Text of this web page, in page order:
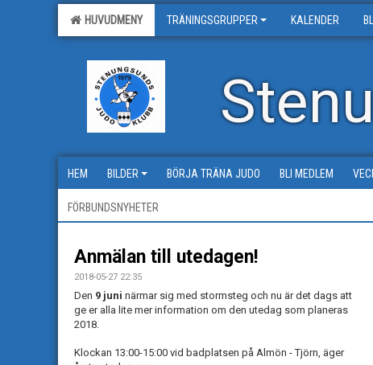
HUVUDMENY TRÄNINGSGRUPPER KALENDER
HEM BILDER BÖRJA TRÄNA JUDO BLI MEDLEM
FÖRBUNDSNYHETER
Anmälan till utedagen!
2018-05-27 22:35
Den 9 juni närmar sig med stormsteg och nu är det dags att
ge er alla lite mer information om den utedag som planeras
2018.
Klockan 13:00-15:00 vid badplatsen på Almön - Tjörn, äger